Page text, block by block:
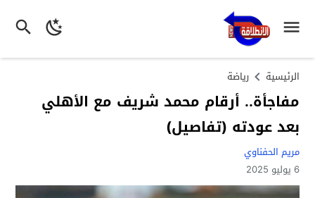
الرئيسية رياضة
مفاجأة.. أرقام محمد شريف مع الأهلي
بعد عودته (تفاصيل)
مريم الحفناوي
6 يوليو 2025